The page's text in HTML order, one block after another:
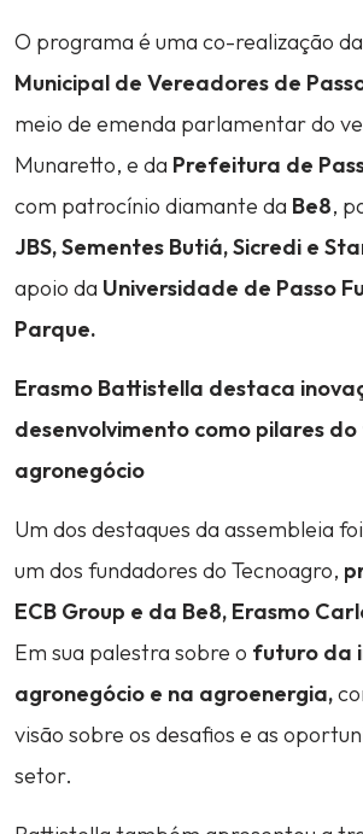
O programa é uma co-realização da
Municipal de Vereadores de
meio de emenda parlamentar do
Munaretto, e da Prefeitura de
com patrocínio diamante da Be8,
JBS,Sementes Butiá, Sicredi e
apoio da Universidade de Passo
Parque.
Erasmo Battistella destaca
desenvolvimento como pilares
agronegócio
Um dos destaques da assembleia
um dos fundadores do Tecnoagro,
ECB Group e da Be8, Erasmo
Em sua palestra sobre o futuro da
agronegócio e na agroenergia,
visão sobre os desafios e as
setor.